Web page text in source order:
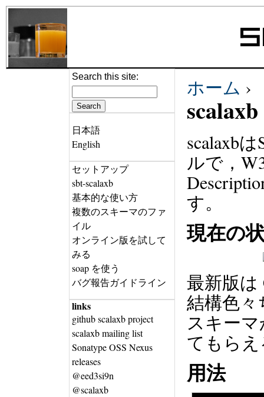
ホーム ›
scalaxb
scalaxb
ルで，
す。
現在の
最新版は
結構色
スキー
てもら
用法
Search this site:
日本語
English
セットアップ
sbt-scalaxb
基本的な使い方
複数のスキーマのファ
イル
オンライン版を試して
みる
soap を使う
バグ報告ガイドライン
links
github scalaxb project
scalaxb mailing list
Sonatype OSS Nexus
releases
@eed3si9n
@scalaxb